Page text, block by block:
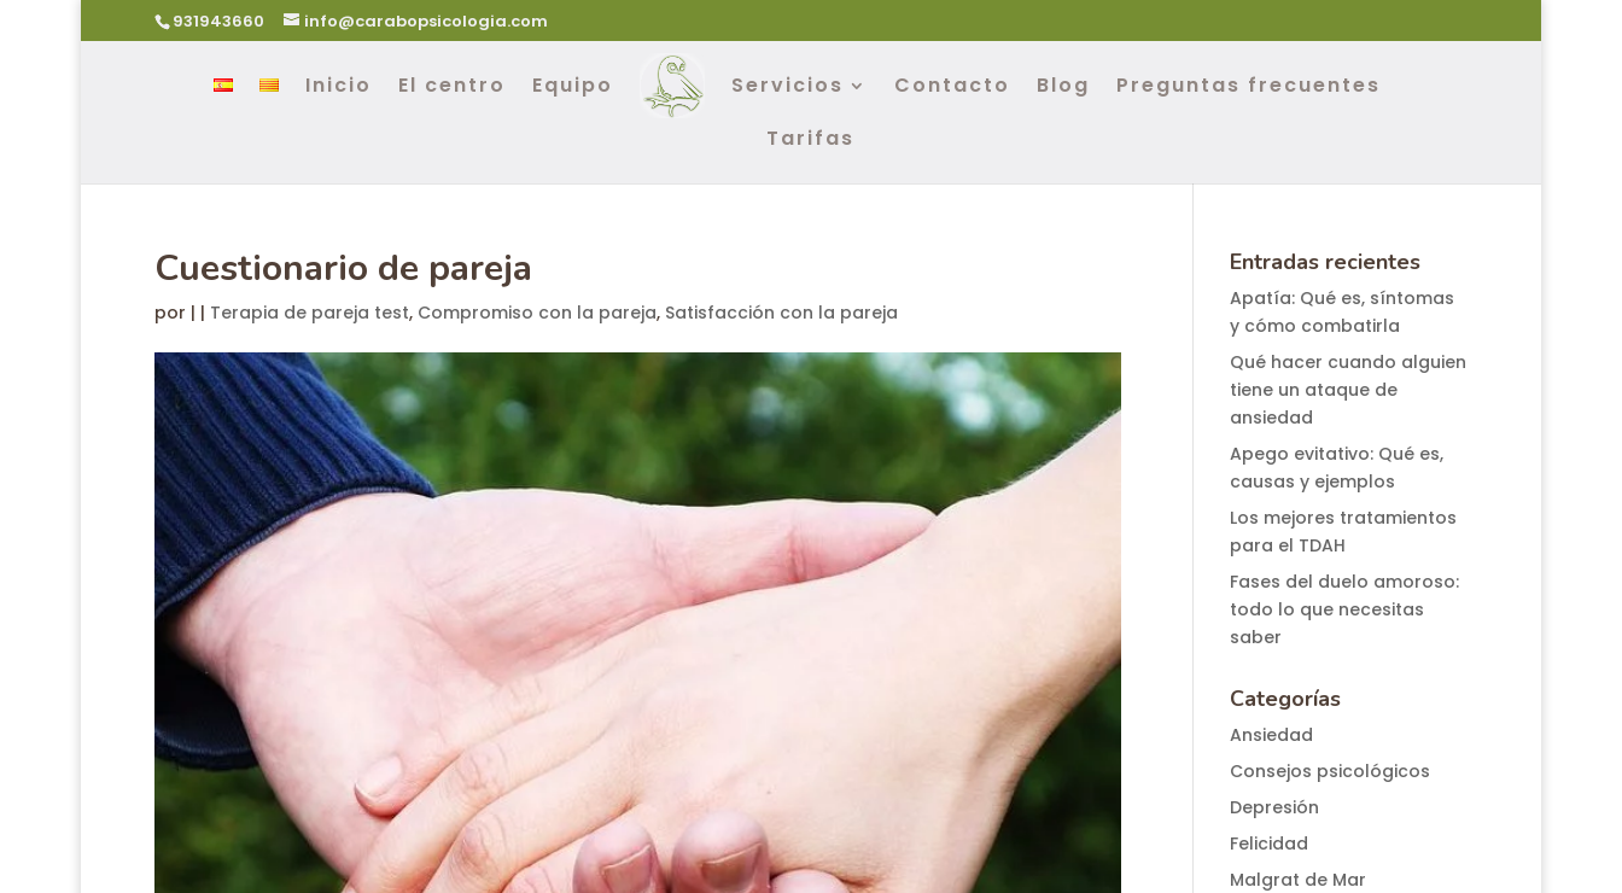
931943660 info@carabopsicologia.com
Inicio El centro Equipo Servicios Contacto Blog
Preguntas frecuentes
Tarifas
Cuestionario de pareja
por | | Terapia de pareja test, Compromiso con la pareja, Satisfacción con la pareja
Entradas recientes
Apatía: Qué es, síntomas
y cómo combatirla
Qué hacer cuando alguien
tiene un ataque de
ansiedad
Apego evitativo: Qué es,
causas y ejemplos
Los mejores tratamientos
para el TDAH
Fases del duelo amoroso:
todo lo que necesitas
saber
Categorías
Ansiedad
Consejos psicológicos
Depresión
Felicidad
Malgrat de Mar